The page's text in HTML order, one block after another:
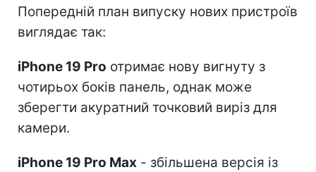
Попередній план випуску нових пристроїв
виглядає так:
iPhone 19 Pro отримає нову вигнуту з
чотирьох боків панель, однак може
зберегти акуратний точковий виріз для
камери.
iPhone 19 Pro Max - збільшена версія із